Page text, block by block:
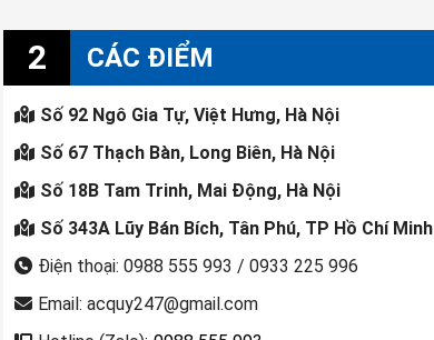
2 CÁC ĐIỂM
Số 92 Ngô Gia Tự, Việt Hưng, Hà Nội
Số 67 Thạch Bàn, Long Biên, Hà Nội
Số 18B Tam Trinh, Mai Động, Hà Nội
Số 343A Lũy Bán Bích, Tân Phú, TP Hồ Chí Minh
Điện thoại: 0988 555 993 / 0933 225 996
Email: acquy247@gmail.com